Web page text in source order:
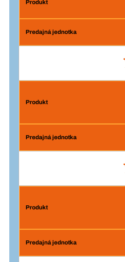
Obojstranný
Číslo
Skľučovadlo
na nástroje
Číslo